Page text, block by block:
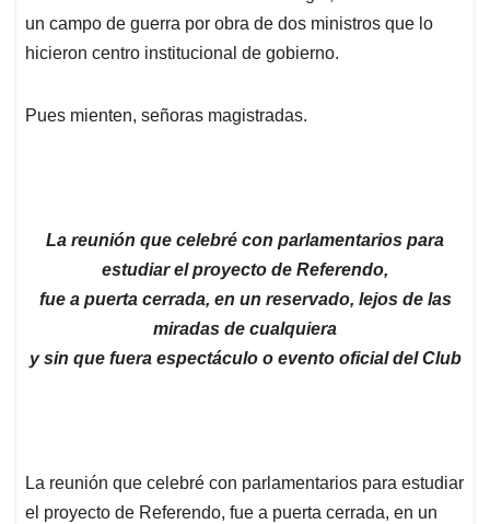
un campo de guerra por obra de dos ministros que lo
hicieron centro institucional de gobierno.
Pues mienten, señoras magistradas.
La reunión que celebré con parlamentarios para
estudiar el proyecto de Referendo,
fue a puerta cerrada, en un reservado, lejos de las
miradas de cualquiera
y sin que fuera espectáculo o evento oficial del Club
La reunión que celebré con parlamentarios para estudiar
el proyecto de Referendo, fue a puerta cerrada, en un